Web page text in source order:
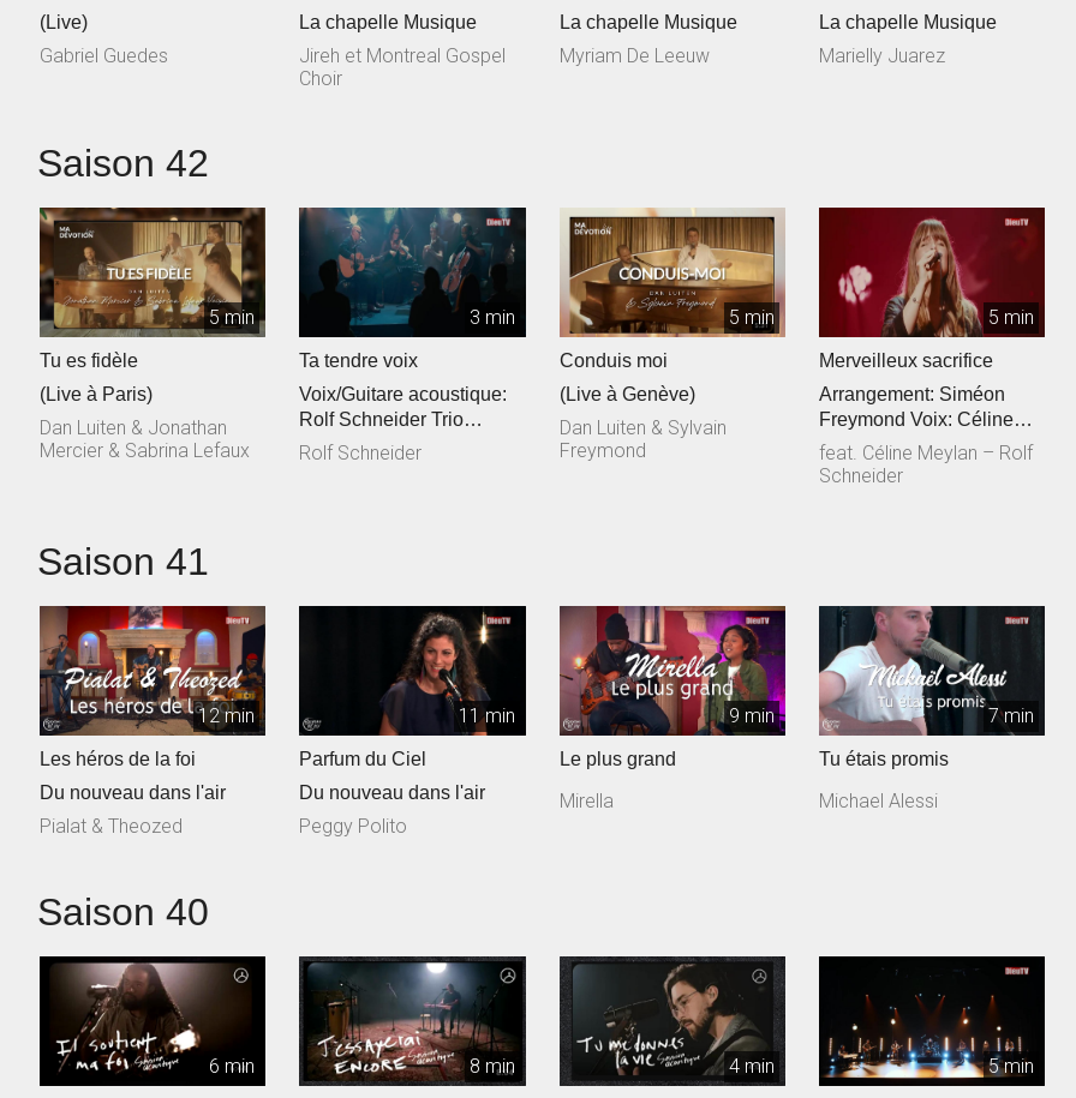
(Live)
Gabriel Guedes
La chapelle Musique
Jireh et Montreal Gospel
Choir
La chapelle Musique
Myriam De Leeuw
La chapelle Musique
Marielly Juarez
Saison 42
5 min
Tu es fidèle
(Live à Paris)
Dan Luiten & Jonathan
Mercier & Sabrina Lefaux
3 min
Ta tendre voix
Voix/Guitare acoustique:
Rolf Schneider Trio
cordes: Philippe & Jessica
Rolf Schneider
5 min
Conduis moi
(Live à Genève)
Dan Luiten & Sylvain
Freymond
5 min
Merveilleux sacrifice
Arrangement: Siméon
Freymond Voix: Céline
Meylan Guitare
acoustique: Rolf Sc...
feat. Céline Meylan – Rolf
Schneider
Saison 41
12 min
Les héros de la foi
Du nouveau dans l'air
Pialat & Theozed
11 min
Parfum du Ciel
Du nouveau dans l'air
Peggy Polito
9 min
Le plus grand
Mirella
7 min
Tu étais promis
Michael Alessi
Saison 40
6 min 8 min 4 min 5 min